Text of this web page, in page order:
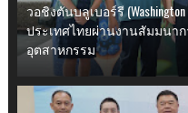
วอชิงตันบลูเบอร์รี
ประเทศไทยผ่านงานสัมมนา
อุตสาหกรรม